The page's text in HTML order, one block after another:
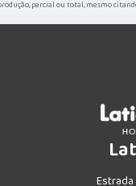
parcial ou total, mesmo